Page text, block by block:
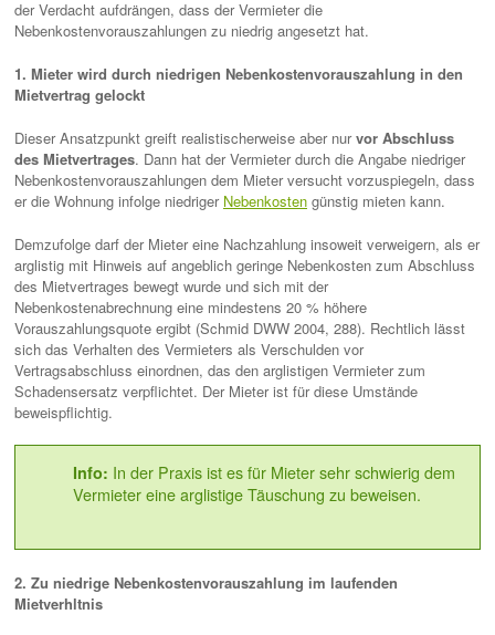
der Verdacht aufdrängen, dass der Vermieter die
Nebenkostenvorauszahlungen zu niedrig angesetzt hat.
1. Mieter wird durch niedrigen Nebenkostenvorauszahlung in den
Mietvertrag gelockt
Dieser Ansatzpunkt greift realistischerweise aber nurvor Abschluss
des Mietvertrages. Dann hat der Vermieter durch die Angabe niedriger
Nebenkostenvorauszahlungen dem Mieter versucht vorzuspiegeln, dass
er die Wohnung infolge niedriger Nebenkosten günstig mieten kann.
Demzufolge darf der Mieter eine Nachzahlung insoweit verweigern, als er
arglistig mit Hinweis auf angeblich geringe Nebenkosten zum Abschluss
des Mietvertrages bewegt wurde und sich mit der
Nebenkostenabrechnung eine mindestens 20 % höhere
Vorauszahlungsquote ergibt (Schmid DWW 2004, 288). Rechtlich lässt
sich das Verhalten des Vermieters als Verschulden vor
Vertragsabschluss einordnen, das den arglistigen Vermieter zum
Schadensersatz verpflichtet. Der Mieter ist für diese Umstände
beweispflichtig.
Info: In der Praxis ist es für Mieter sehr schwierig dem
Vermieter eine arglistige Täuschung zu beweisen.
2. Zu niedrige Nebenkostenvorauszahlung im laufenden
Mietverhltnis